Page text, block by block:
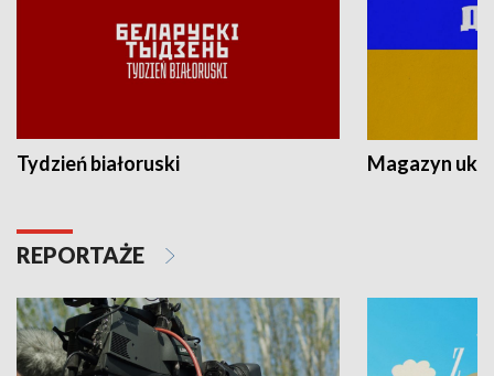
Tydzień białoruski Magazyn
REPORTAŻE